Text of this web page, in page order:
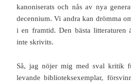
kanoniserats och nås av nya
decennium. Vi andra kan drömma
i en framtid. Den bästa litteraturen
inte skrivits.
Så, jag nöjer mig med sval kritik
levande biblioteksexemplar,